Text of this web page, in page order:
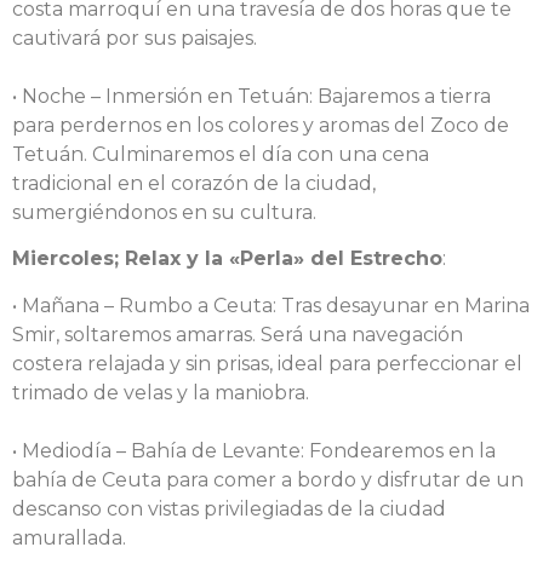
costa marroquí en una travesía de dos horas que te
cautivará por sus paisajes.
• Noche – Inmersión en Tetuán: Bajaremos a tierra
para perdernos en los colores y aromas del Zoco de
Tetuán. Culminaremos el día con una cena
tradicional en el corazón de la ciudad,
sumergiéndonos en su cultura.
Miercoles; Relax y la «Perla» del Estrecho:
• Mañana – Rumbo a Ceuta: Tras desayunar en Marina
Smir, soltaremos amarras. Será una navegación
costera relajada y sin prisas, ideal para perfeccionar el
trimado de velas y la maniobra.
• Mediodía – Bahía de Levante: Fondearemos en la
bahía de Ceuta para comer a bordo y disfrutar de un
descanso con vistas privilegiadas de la ciudad
amurallada.